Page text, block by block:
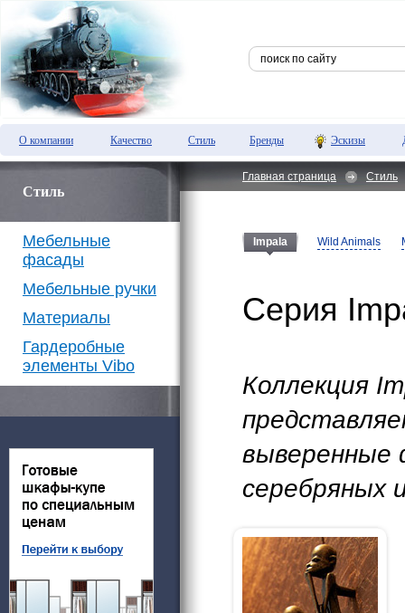
О компании Качество Стиль Бренды Эскизы
Стиль
Мебельные
фасады
Мебельные ручки
Материалы
Гардеробные
элементы Vibo
Главная страница Стиль
Impala Wild Animals
Серия
Коллекция
выверенные
серебряных